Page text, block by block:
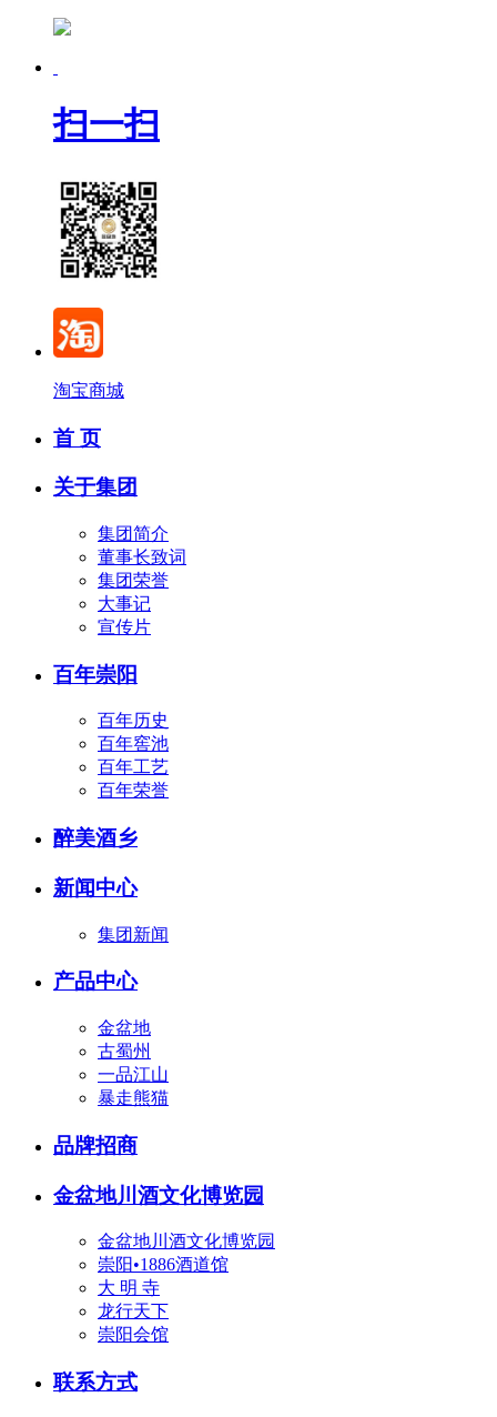
扫一扫
淘宝商城
首 页
关于集团
集团简介
董事长致词
集团荣誉
大事记
宣传片
百年崇阳
百年历史
百年窖池
百年工艺
百年荣誉
醉美酒乡
新闻中心
集团新闻
产品中心
金盆地
古蜀州
一品江山
暴走熊猫
品牌招商
金盆地川酒文化博览园
金盆地川酒文化博览园
崇阳•1886酒道馆
大 明 寺
龙行天下
崇阳会馆
联系方式